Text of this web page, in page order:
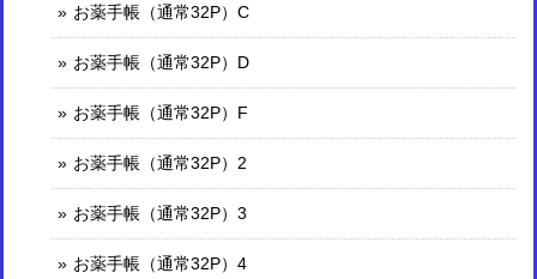
お薬手帳（通常32P）C
お薬手帳（通常32P）D
お薬手帳（通常32P）F
お薬手帳（通常32P）2
お薬手帳（通常32P）3
お薬手帳（通常32P）4